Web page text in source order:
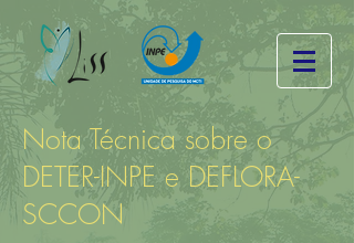
Nota Técnica sobre o
DETER-INPE e DEFLORA-
SCCON